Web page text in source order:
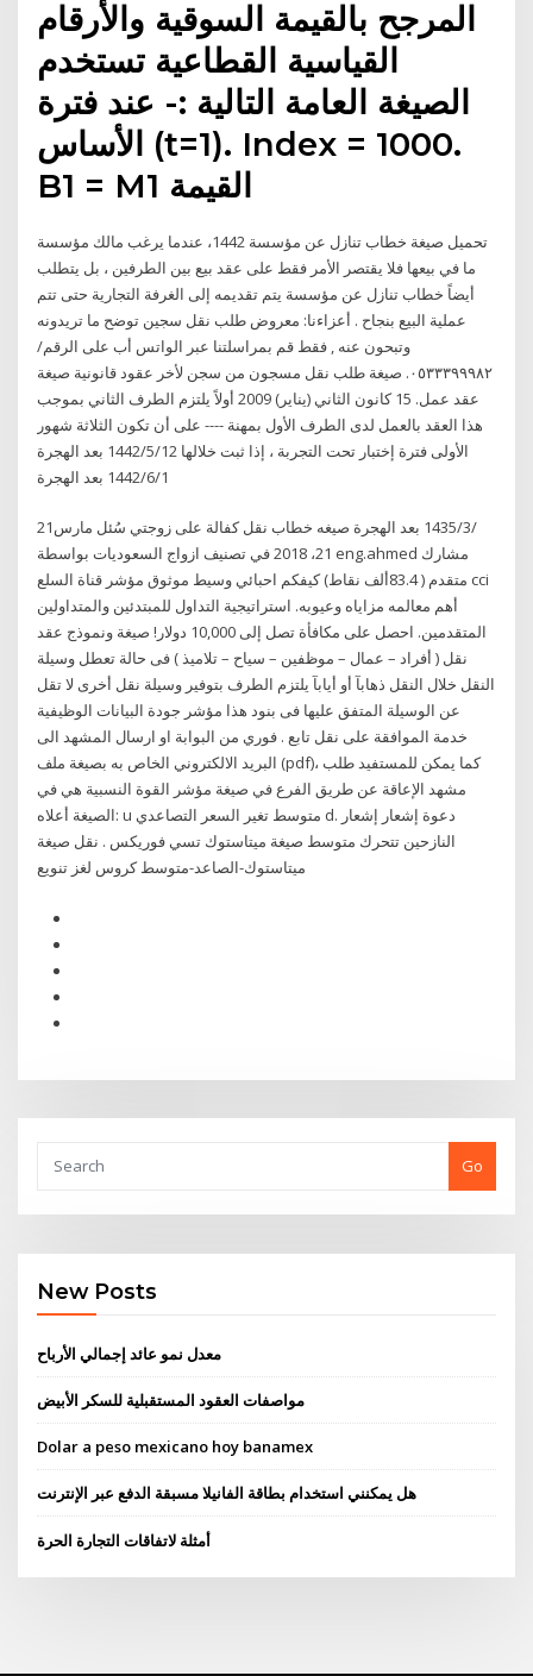
المرجح بالقيمة السوقية والأرقام
القياسية القطاعية تستخدم
الصيغة العامة التالية :- عند فترة
الأساس (t=1). Index = 1000.
تحميل صيغة خطاب تنازل عن مؤسسة 1442، عندما يرغب مالك مؤسسة
ما في بيعها فلا يقتصر الأمر فقط على عقد بيع بين الطرفين ، بل يتطلب
أيضاً خطاب تنازل عن مؤسسة يتم تقديمه إلى الغرفة التجارية حتى تتم
عملية البيع بنجاح . أعزاءنا: معروض طلب نقل سجين توضح ما تريدونه
وتبحون عنه , فقط قم بمراسلتنا عبر الواتس أب على الرقم/
٠٥٣٣٣٩٩٩٨٢. صيغة طلب نقل مسجون من سجن لأخر عقود قانونية صيغة
عقد عمل. 15 كانون الثاني (يناير) 2009 أولاً يلتزم الطرف الثاني بموجب
هذا العقد بالعمل لدى الطرف الأول بمهنة ---- على أن تكون الثلاثة شهور
الأولى فترة إختبار تحت التجربة ، إذا ثبت خلالها 12‏‏/5‏‏/1442 بعد الهجرة
1‏‏/6‏‏/1442 بعد الهجرة
21‏‏/3‏‏/1435 بعد الهجرة صيغه خطاب نقل كفالة على زوجتي سُئل مارس
21، 2018 في تصنيف ازواج السعوديات بواسطة eng.ahmed مشارك
متقدم ( 83.4ألف نقاط) كيفكم احبائي وسيط موثوق مؤشر قناة السلع cci
أهم معالمه مزاياه وعيوبه. استراتيجية التداول للمبتدئين والمتداولين
المتقدمين. احصل على مكافأة تصل إلى 10,000 دولار! صيغة ونموذج عقد
نقل ( أفراد – عمال – موظفين – سياح – تلاميذ ) فى حالة تعطل وسيلة
النقل خلال النقل ذهابآ أو أيابآ يلتزم الطرف بتوفير وسيلة نقل أخرى لا تقل
عن الوسيلة المتفق عليها فى بنود هذا مؤشر جودة البيانات الوظيفية
خدمة الموافقة على نقل تابع . فوري من البوابة او ارسال المشهد الى
البريد الالكتروني الخاص به بصيغة ملف (pdf)، كما يمكن للمستفيد طلب
مشهد الإعاقة عن طريق الفرع في صيغة مؤشر القوة النسبية هي في
الصيغة أعلاه: u متوسط تغير السعر التصاعدي d. دعوة إشعار إشعار
النازحين تتحرك متوسط صيغة ميتاستوك تسي فوريكس . نقل صيغة
ميتاستوك-الصاعد-متوسط كروس لغز تنويع
Go
New Posts
معدل نمو عائد إجمالي الأرباح
مواصفات العقود المستقبلية للسكر الأبيض
Dolar a peso mexicano hoy banamex
هل يمكنني استخدام بطاقة الفانيلا مسبقة الدفع عبر الإنترنت
أمثلة لاتفاقات التجارة الحرة